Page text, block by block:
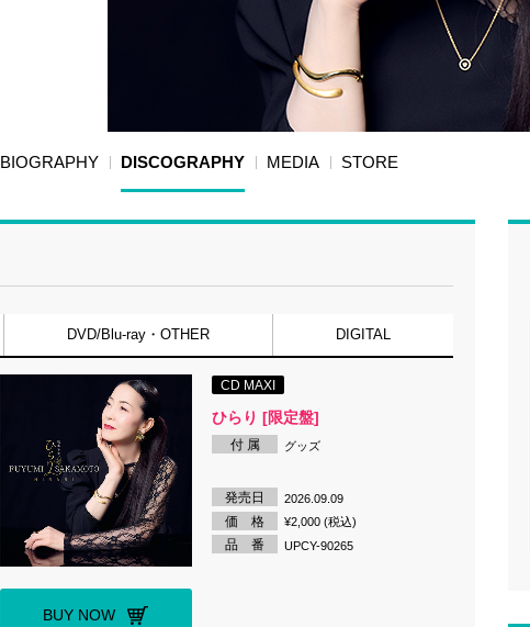
BIOGRAPHY DISCOGRAPHY MEDIA STORE
DVD/Blu-ray・OTHER DIGITAL
BUY NOW
CD MAXI
ひらり [限定盤]
付 属 グッズ
発売日 2026.09.09
価 格 ¥2,000 (税込)
品 番 UPCY-90265